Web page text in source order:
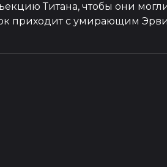
Титана, чтобы они могли
приходит с умирающим